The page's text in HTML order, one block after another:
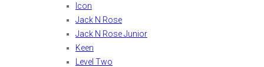
Icon
Jack N Rose
Jack N Rose Junior
Keen
Level Two